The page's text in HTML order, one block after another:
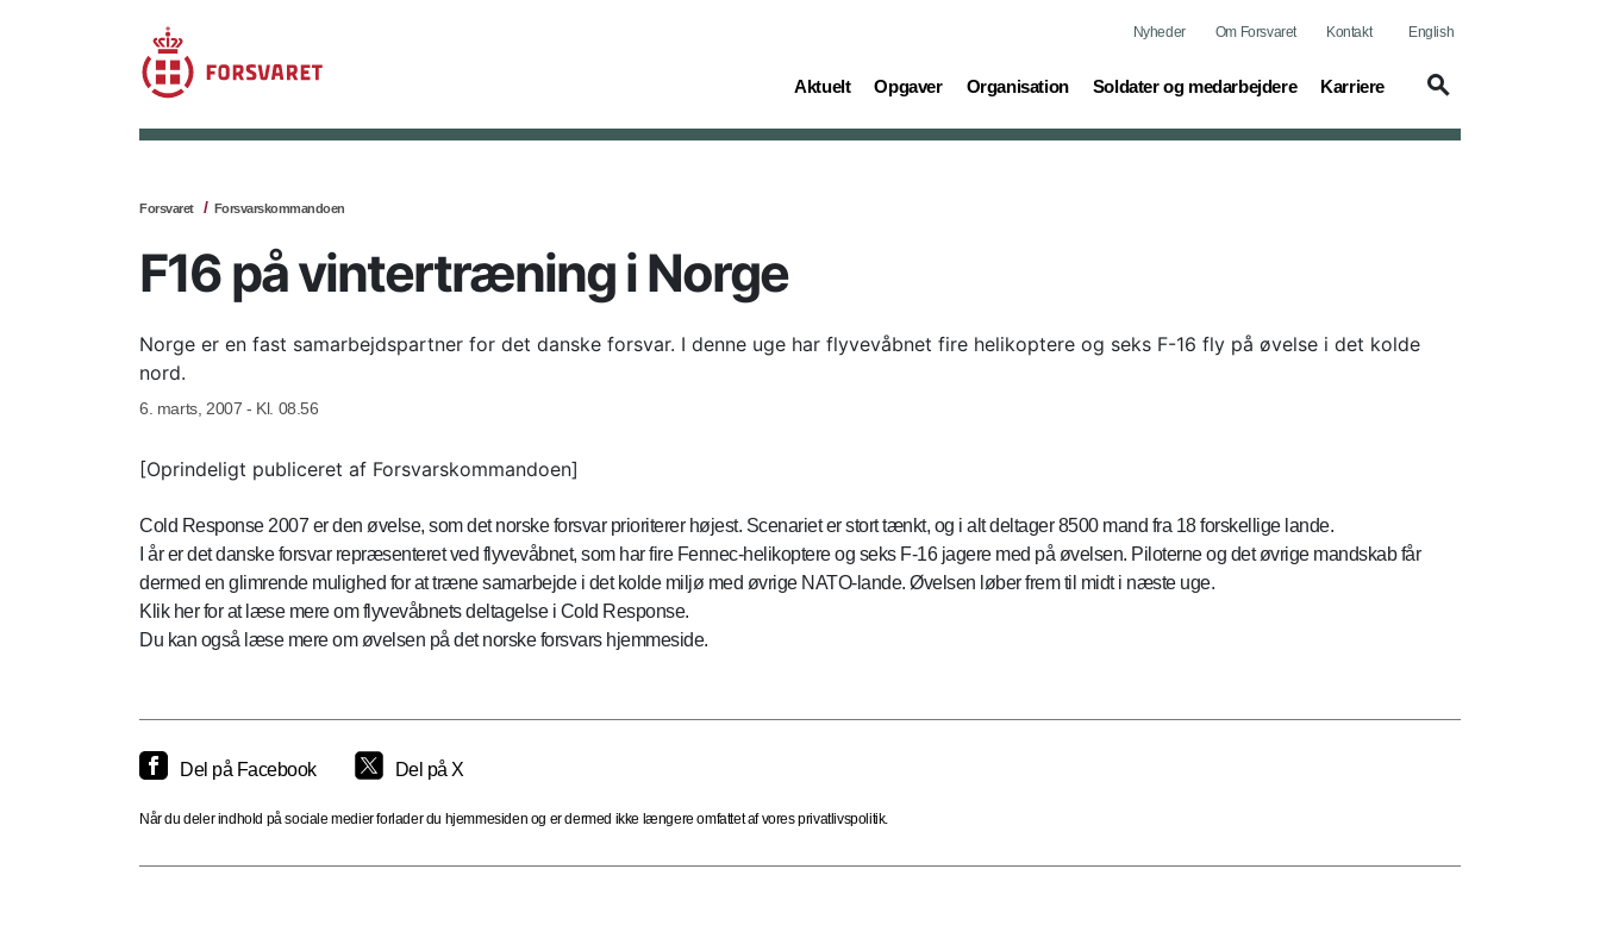
Nyheder Om Forsvaret Kontakt English
Aktuelt
(current) Opgaver
(current) Organisation
(current) Soldater og medarbejdere
(current) Karriere
(current)
Forsvaret Forsvarskommandoen
F16 på vintertræning i Norge
Norge er en fast samarbejdspartner for det danske forsvar. I denne uge har flyvevåbnet fire helikoptere og seks F-16 fly på øvelse i det kolde
nord.
6. marts, 2007 - Kl. 08.56
[Oprindeligt publiceret af Forsvarskommandoen]
Cold Response 2007 er den øvelse, som det norske forsvar prioriterer højest. Scenariet er stort tænkt, og i alt deltager 8500 mand fra 18 forskellige lande.
I år er det danske forsvar repræsenteret ved flyvevåbnet, som har fire Fennec-helikoptere og seks F-16 jagere med på øvelsen. Piloterne og det øvrige mandskab får
dermed en glimrende mulighed for at træne samarbejde i det kolde miljø med øvrige NATO-lande. Øvelsen løber frem til midt i næste uge.
Klik her for at læse mere om flyvevåbnets deltagelse i Cold Response.
Du kan også læse mere om øvelsen på det norske forsvars hjemmeside.
Del på Facebook Del på X
Når du deler indhold på sociale medier forlader du hjemmesiden og er dermed ikke længere omfattet af vores privatlivspolitik.